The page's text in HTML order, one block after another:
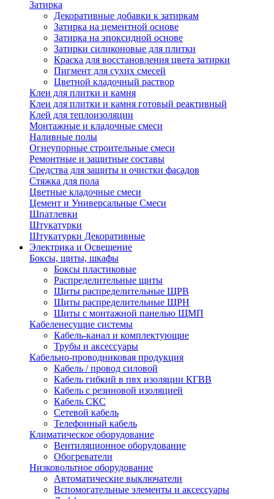
Затирка
Декоративные добавки к затиркам
Затирка на цементной основе
Затирка на эпоксидной основе
Затирки силиконовые для плитки
Краска для восстановления цвета затирки
Пигмент для сухих смесей
Цветной кладочный раствор
Клеи для плитки и камня
Клеи для плитки и камня готовый реактивный
Клей для теплоизоляции
Монтажные и кладочные смеси
Наливные полы
Огнеупорные строительные смеси
Ремонтные и защитные составы
Средства для защиты и очистки фасадов
Стяжка для пола
Цветные кладочные смеси
Цемент и Универсальные Смеси
Шпатлевки
Штукатурки
Штукатурки Декоративные
Электрика и Освещение
Боксы, щиты, шкафы
Боксы пластиковые
Распределительные щиты
Щиты распределительные ЩРВ
Щиты распределительные ЩРН
Щиты с монтажной панелью ЩМП
Кабеленесущие системы
Кабель-канал и комплектующие
Трубы и аксессуары
Кабельно-проводниковая продукция
Кабель / провод силовой
Кабель гибкий в пвх изоляции КГВВ
Кабель с резиновой изоляцией
Кабель СКС
Сетевой кабель
Телефонный кабель
Климатическое оборудование
Вентиляционное оборудование
Обогреватели
Низковольтное оборудование
Автоматические выключатели
Вспомогательные элементы и аксессуары